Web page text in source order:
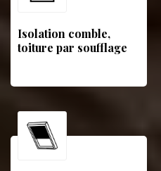
Isolation comble,
toiture par soufflage